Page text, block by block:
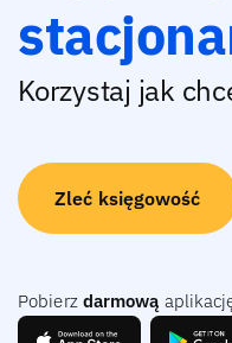
Korzystaj jak
Zleć księgowość
Pobierz darmową